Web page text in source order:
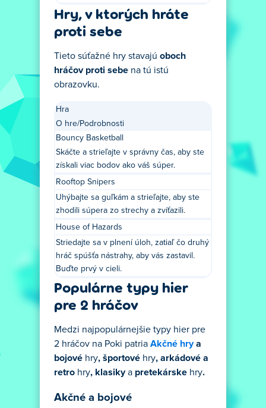
Hry, v ktorých hráte
proti sebe
Tieto súťažné hry stavajú oboch
hráčov proti sebe na tú istú
obrazovku.
Hra
O hre/Podrobnosti
Bouncy Basketball
Skáčte a strieľajte v správny čas, aby ste
získali viac bodov ako váš súper.
Rooftop Snipers
Uhýbajte sa guľkám a strieľajte, aby ste
zhodili súpera zo strechy a zvíťazili.
House of Hazards
Striedajte sa v plnení úloh, zatiaľ čo druhý
hráč spúšťa nástrahy, aby vás zastavil.
Buďte prvý v cieli.
Populárne typy hier
pre 2 hráčov
Medzi najpopulárnejšie typy hier pre
2 hráčov na Poki patria Akčné hry a
bojové hry, športové hry, arkádové a
retro hry, klasikya pretekárske hry.
Akčné a bojové